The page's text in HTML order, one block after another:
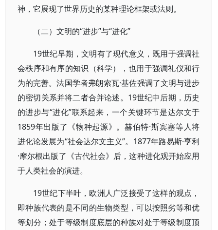
神，它展现了世界历史的某种理论框架或法则。
（二）文明的“进步”与“进化”
19世纪早期，文明有了现代意义，既用于强调社
会秩序和有序的知识（科学），也用于强调礼仪和行
为的完善。法国学者弗朗索瓦·基佐强调了文明与进步
的密切关系并将二者合并论述。19世纪中后期，历史
的进步与“进化”联系起来，一个关键环节是达尔文于
1859年出版了《物种起源》。赫伯特·斯宾塞等人将
进化论发展为“社会达尔文主义”。1877年路易斯·亨利
·摩尔根出版了《古代社会》后，这种进化观开始应用
于人类社会的演进。
19世纪下半叶，欧洲人广泛接受了这样的观点，
即种族代表的是不同的生物类型，可以按照劣等和优
等划分；处于等级制度底层的种族对处于等级制度顶